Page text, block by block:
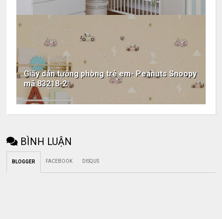
Giấy dán tường phòng trẻ em- Peanuts Snoopy
mã 83218-2
BÌNH LUẬN
BLOGGER FACEBOOK DISQUS